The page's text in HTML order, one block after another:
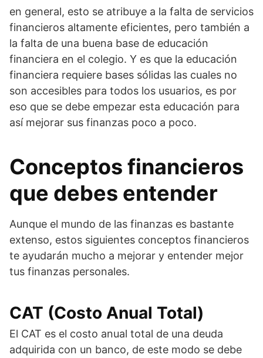
en general, esto se atribuye a la falta de servicios
financieros altamente eficientes, pero también a
la falta de una buena base de educación
financiera en el colegio. Y es que la educación
financiera requiere bases sólidas las cuales no
son accesibles para todos los usuarios, es por
eso que se debe empezar esta educación para
así mejorar sus finanzas poco a poco.
Conceptos financieros
que debes entender
Aunque el mundo de las finanzas es bastante
extenso, estos siguientes conceptos financieros
te ayudarán mucho a mejorar y entender mejor
tus finanzas personales.
CAT (Costo Anual Total)
El CAT es el costo anual total de una deuda
adquirida con un banco, de este modo se debe